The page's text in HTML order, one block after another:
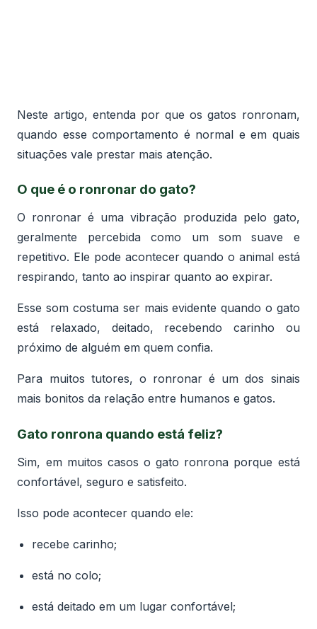
Neste artigo, entenda por que os gatos ronronam,
quando esse comportamento é normal e em quais
situações vale prestar mais atenção.
O que é o ronronar do gato?
O ronronar é uma vibração produzida pelo gato,
geralmente percebida como um som suave e
repetitivo. Ele pode acontecer quando o animal está
respirando, tanto ao inspirar quanto ao expirar.
Esse som costuma ser mais evidente quando o gato
está relaxado, deitado, recebendo carinho ou
próximo de alguém em quem confia.
Para muitos tutores, o ronronar é um dos sinais
mais bonitos da relação entre humanos e gatos.
Gato ronrona quando está feliz?
Sim, em muitos casos o gato ronrona porque está
confortável, seguro e satisfeito.
Isso pode acontecer quando ele:
recebe carinho;
está no colo;
está deitado em um lugar confortável;